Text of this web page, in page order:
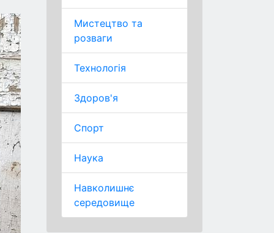
Мистецтво та
розваги
Технологія
Здоров'я
Спорт
Наука
Навколишнє
середовище